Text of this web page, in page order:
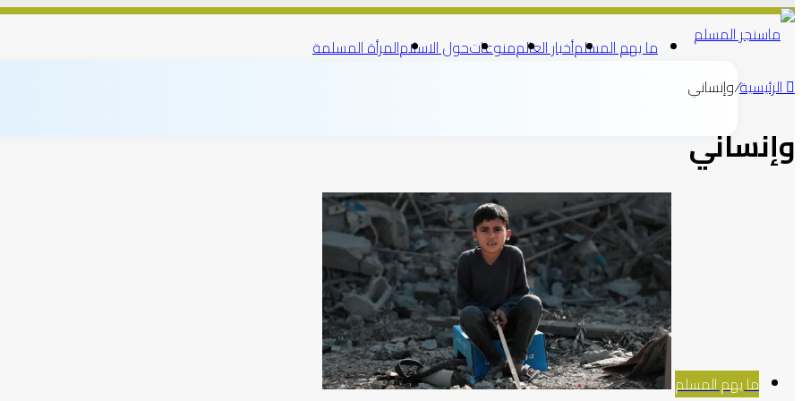
ما يهم المسلمأخبار العالممنوعاتحول الاسلامالمرأة المسلمة
الرئيسية/وإنساني
وإنساني
ما يهم المسلم